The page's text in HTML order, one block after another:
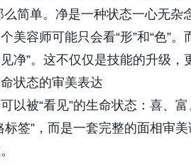
么简单。净是一种状态一心无
美容师可能只会看“形”和“色”
见净”。这不仅仅是技能的升级
状态的审美表达
以被“看见”的生命状态：喜、
标签”，而是一套完整的面相审